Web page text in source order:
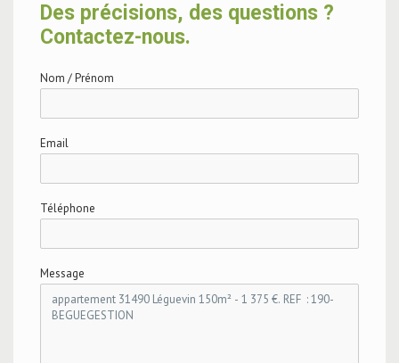
Des précisions, des questions ?
Contactez-nous.
Nom / Prénom
Email
Téléphone
Message